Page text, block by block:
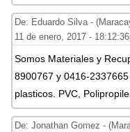
De: Eduardo Silva -
11 de enero, 2017 -
Somos Materiales y
8900767 y 0416-
plasticos. PVC,
De: Jonathan Gomez -